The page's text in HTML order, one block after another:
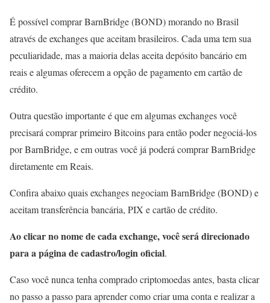
É possível comprar BarnBridge (BOND) morando no Brasil
através de exchanges que aceitam brasileiros. Cada uma tem sua
peculiaridade, mas a maioria delas aceita depósito bancário em
reais e algumas oferecem a opção de pagamento em cartão de
crédito.
Outra questão importante é que em algumas exchanges você
precisará comprar primeiro Bitcoins para então poder negociá-los
por BarnBridge, e em outras você já poderá comprar BarnBridge
diretamente em Reais.
Confira abaixo quais exchanges negociam BarnBridge (BOND) e
aceitam transferência bancária, PIX e cartão de crédito.
Ao clicar no nome de cada exchange, você será direcionado
para a página de cadastro/login oficial.
Caso você nunca tenha comprado criptomoedas antes, basta clicar
no passo a passo para aprender como criar uma conta e realizar a